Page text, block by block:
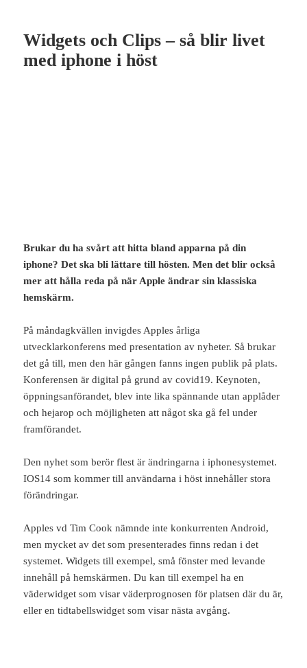
Widgets och Clips – så blir livet
med iphone i höst
Brukar du ha svårt att hitta bland apparna på din
iphone? Det ska bli lättare till hösten. Men det blir också
mer att hålla reda på när Apple ändrar sin klassiska
hemskärm.
På måndagkvällen invigdes Apples årliga
utvecklarkonferens med presentation av nyheter. Så brukar
det gå till, men den här gången fanns ingen publik på plats.
Konferensen är digital på grund av covid19. Keynoten,
öppningsanförandet, blev inte lika spännande utan applåder
och hejarop och möjligheten att något ska gå fel under
framförandet.
Den nyhet som berör flest är ändringarna i iphonesystemet.
IOS14 som kommer till användarna i höst innehåller stora
förändringar.
Apples vd Tim Cook nämnde inte konkurrenten Android,
men mycket av det som presenterades finns redan i det
systemet. Widgets till exempel, små fönster med levande
innehåll på hemskärmen. Du kan till exempel ha en
väderwidget som visar väderprognosen för platsen där du är,
eller en tidtabellswidget som visar nästa avgång.